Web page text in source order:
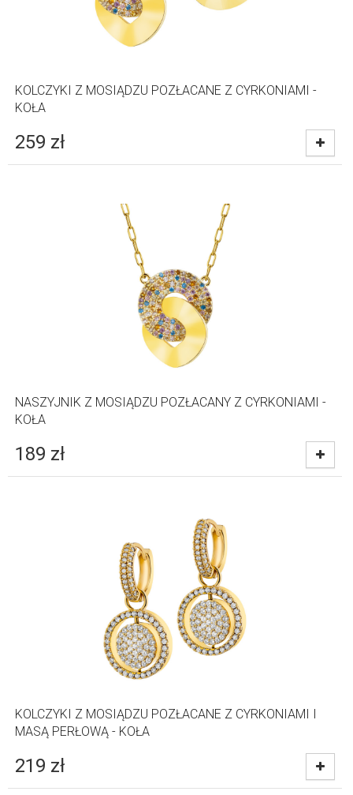
KOLCZYKI Z MOSIĄDZU POZŁACANE Z CYRKONIAMI -
KOŁA
259 zł
NASZYJNIK Z MOSIĄDZU POZŁACANY Z CYRKONIAMI -
KOŁA
189 zł
KOLCZYKI Z MOSIĄDZU POZŁACANE Z CYRKONIAMI I
MASĄ PERŁOWĄ - KOŁA
219 zł